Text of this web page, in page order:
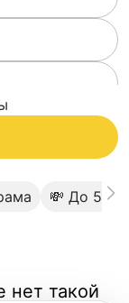
💸 До 5000
нет такой